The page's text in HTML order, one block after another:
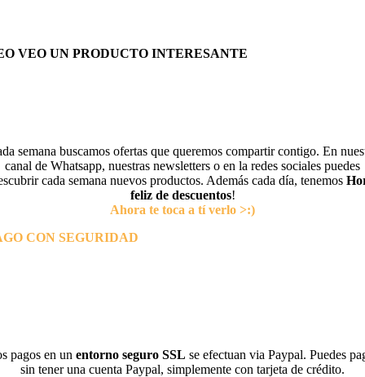
VEO UN PRODUCTO INTERESANTE
semana buscamos ofertas que queremos compartir contigo. En
canal de Whatsapp, nuestras newsletters o en la redes sociales puedes
cada semana nuevos productos. Además cada día, tenemos
feliz de descuentos!
Ahora te toca a tí verlo >:)
CON SEGURIDAD
pagos en un entorno seguro SSL se efectuan via Paypal. Puedes
sin tener una cuenta Paypal, simplemente con tarjeta de crédito.